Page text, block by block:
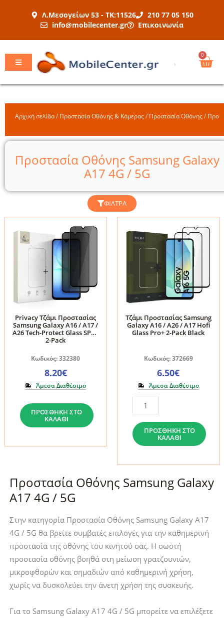
Λ.Μεσογείων 53 - ΤΚ:11526
210 77 05 150
info@mobilecenter.gr
Επικοινωνία
0
Αρχική σελίδα/Προστασία Οθόνης & Κάμερας/Προστασία Οθόνης/
Προστασία Οθόνης Samsung Galaxy
A17 4G / 5G
ΦΊΛΤΡΑ
Privacy Τζάμι Προστασίας
Samsung Galaxy A16 / A17 /
A26 Tech-Protect Glass SPY+
2-Pack
Κωδικός: 332380
8.20€
Άμεσα Διαθέσιμο
Privacy
Τζάμι
Προστασίας
/
A17
A26
Tech-
Protect
Glass
SPY+
2-
ποσότητα
ΠΡΟΣΘΉΚΗ ΣΤΟ
ΚΑΛΆΘΙ
Τζάμι Προστασίας Samsung
Galaxy A16 / A26 / A17 Hofi
Glass Pro+ 2-Pack Black
Κωδικός: 372669
6.50€
Άμεσα Διαθέσιμο
Τζάμι
Προστασίας
Samsung
Galaxy
/
A26
Hofi
Glass
Pro+
2-
Pack
Black
ΠΡΟΣΘΉΚΗ ΣΤΟ
ΚΑΛΆΘΙ
Προστασία Οθόνης Samsung Galaxy
A17 4G / 5G
Στην κατηγορία Προστασία Οθόνης Samsung Galaxy A17
4G / 5G θα βρείτε συμβατές επιλογές για την καθημερινή
προστασία της οθόνης του κινητού σας. Η σωστή
προστασία οθόνης βοηθά στη μείωση γρατζουνιών,
μικροφθορών και σημαδιών από καθημερινή χρήση,
χωρίς να δυσκολεύει την άνετη χρήση της συσκευής.
Για το Samsung Galaxy A17 4G / 5G μπορείτε να επιλέξετε